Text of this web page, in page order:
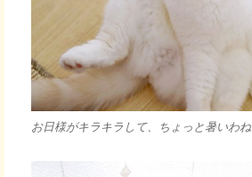
お日様がキラキラして、ちょっと暑いわね